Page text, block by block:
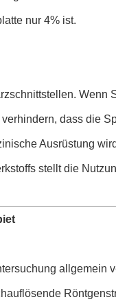
nur 4% ist.
Wenn
dass die
Ausrüstung
stellt die
allgemein